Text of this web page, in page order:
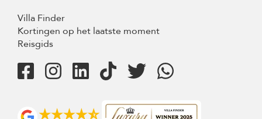
Villa Finder
Kortingen op het laatste moment
Reisgids